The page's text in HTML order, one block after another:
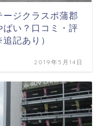
ジクラスポ蒲郡
ばい？口コミ・評
記あり）
2019年5月14日